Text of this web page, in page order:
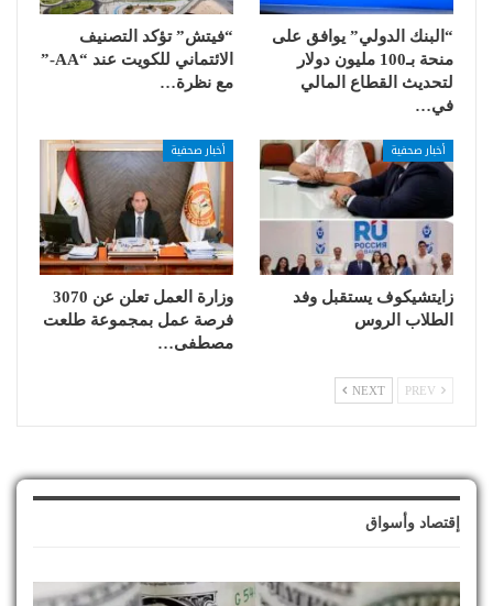
“البنك الدولي” يوافق على
منحة بـ100 مليون دولار
لتحديث القطاع المالي
في…
“فيتش” تؤكد التصنيف
الائتماني للكويت عند “AA-”
مع نظرة…
أخبار صحفية
زايتشيكوف يستقبل وفد
الطلاب الروس
أخبار صحفية
وزارة العمل تعلن عن 3070
فرصة عمل بمجموعة طلعت
مصطفى…
NEXT
إقتصاد وأسواق